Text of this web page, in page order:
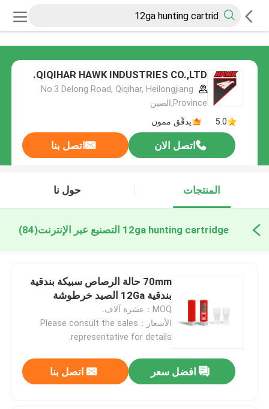
QIQIHAR HAWK INDUSTRIES CO.,LTD.
No.3 Delong Road, Qiqihar, Heilongjiang
Province,الصين
5.0
يدقّق ممون
اتصل الان اتصل بنا
المنتجات حول نا
12ga hunting cartridge التصنيع عبر الإنترنت (84)
70mm حالة الرصاص سبيكة بندقية
بندقية 12Ga الصيد خرطوشة
MOQ：عشرة آلاف.
الأسعار：Please consult the sales
representative for details.
افضل سعر اتصل بنا